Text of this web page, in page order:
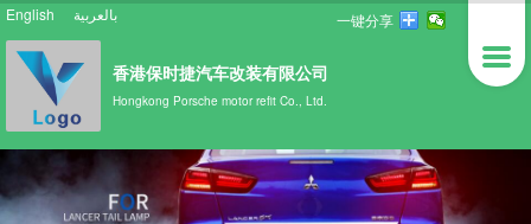
English 一键分享
香港保时捷汽车改装有限公司
Hongkong Porsche motor refit Co., Ltd.